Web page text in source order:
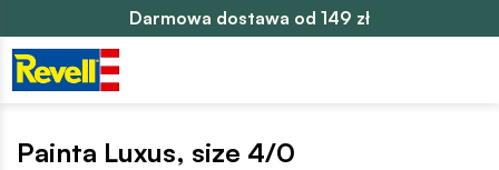
Darmowa dostawa od 149 zł
Painta Luxus, size 4/0